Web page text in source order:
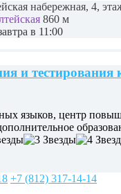
набережная, 4,
860 м
в 11:00
и тестирования
языков, центр
+7 (812) 317-14-14